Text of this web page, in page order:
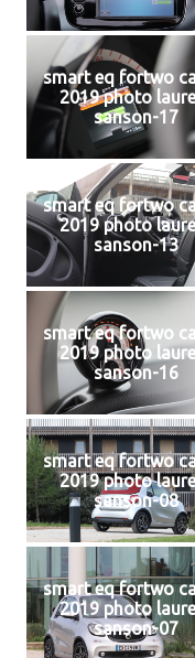
smart eq fortwo
2019 photo
sanson-17
smart eq fortwo
2019 photo
sanson-13
smart eq fortwo
2019 photo
sanson-16
smart eq fortwo
2019 photo
sanson-08
smart eq fortwo
2019 photo
sanson-07